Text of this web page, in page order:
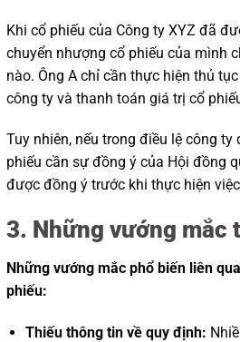
Khi cổ phiếu của Công ty XYZ đã
chuyển nhượng cổ phiếu của mình
nào. Ông A chỉ cần thực hiện thủ
công ty và thanh toán giá trị cổ
Tuy nhiên, nếu trong điều lệ công
phiếu cần sự đồng ý của Hội đồng
được đồng ý trước khi thực hiện
3. Những vướng mắc
Những vướng mắc phổ biến liên
phiếu:
Thiếu thông tin về quy định: